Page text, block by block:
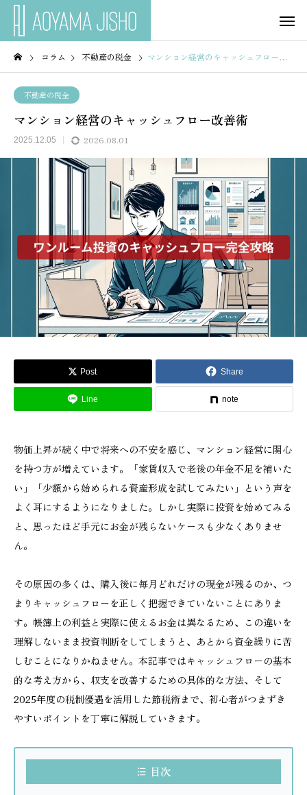
コラム 不動産の税金 マンション経営のキャッシュフロー改善術
不動産の税金
マンション経営のキャッシュフロー改善術
2025.12.05 2026.08.01
Post Share
Line note
物価上昇が続く中で将来への不安を感じ、マンション経営に関心
を持つ方が増えています。「家賃収入で老後の年金不足を補いた
い」「少額から始められる資産形成を試してみたい」という声を
よく耳にするようになりました。しかし実際に投資を始めてみる
と、思ったほど手元にお金が残らないケースも少なくありませ
ん。
その原因の多くは、購入後に毎月どれだけの現金が残るのか、つ
まりキャッシュフローを正しく把握できていないことにありま
す。帳簿上の利益と実際に使えるお金は異なるため、この違いを
理解しないまま投資判断をしてしまうと、あとから資金繰りに苦
しむことになりかねません。本記事ではキャッシュフローの基本
的な考え方から、収支を改善するための具体的な方法、そして
2025年度の税制優遇を活用した節税術まで、初心者がつまずき
やすいポイントを丁寧に解説していきます。
目次